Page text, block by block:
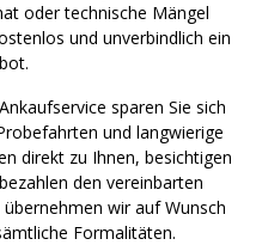
oder technische Mängel
und unverbindlich ein
sparen Sie sich
und langwierige
direkt zu Ihnen, besichtigen
den vereinbarten
wir auf Wunsch
Formalitäten.